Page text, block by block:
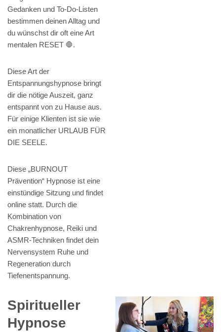
Gedanken und To-Do-Listen
bestimmen deinen Alltag und
du wünschst dir oft eine Art
mentalen RESET 🛑.
Diese Art der
Entspannungshypnose bringt
dir die nötige Auszeit, ganz
entspannt von zu Hause aus.
Für einige Klienten ist sie wie
ein monatlicher URLAUB FÜR
DIE SEELE.
Diese „BURNOUT
Prävention“ Hypnose ist eine
einstündige Sitzung und findet
online statt. Durch die
Kombination von
Chakrenhypnose, Reiki und
ASMR-Techniken findet dein
Nervensystem Ruhe und
Regeneration durch
Tiefenentspannung.
Spiritueller
Hypnose